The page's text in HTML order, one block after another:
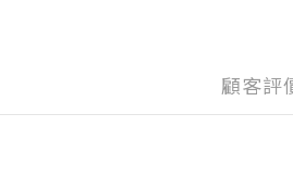
顧客評